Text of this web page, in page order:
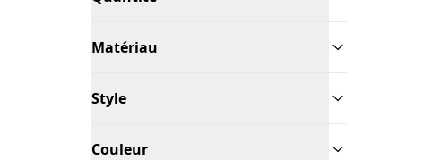
Matériau
Style
Couleur